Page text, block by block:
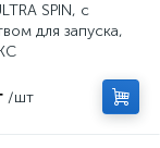
SPIN, с
для запуска,
/шт